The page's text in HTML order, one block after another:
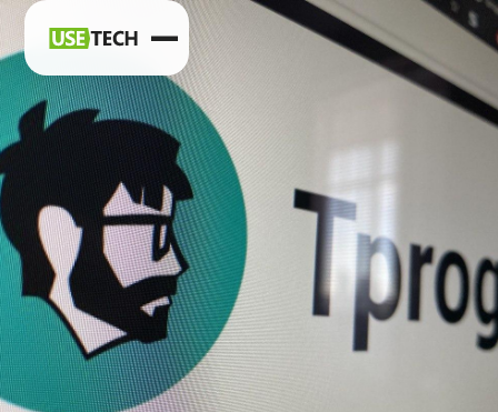
Карьера
Контакты
vk tg